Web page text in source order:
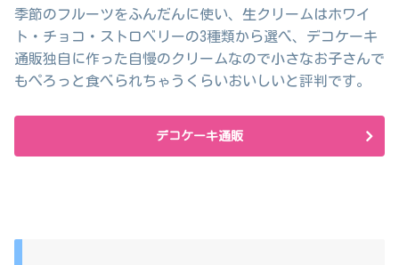
季節のフルーツをふんだんに使い、生クリームはホワイ
ト・チョコ・ストロベリーの3種類から選べ、デコケーキ
通販独自に作った自慢のクリームなので小さなお子さんで
もぺろっと食べられちゃうくらいおいしいと評判です。
デコケーキ通販